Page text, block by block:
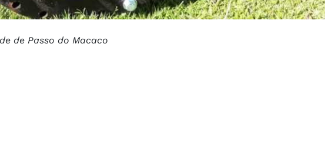
de Passo do Macaco